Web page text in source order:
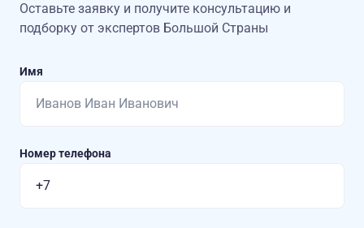
Оставьте заявку и получите консультацию и
подборку от экспертов Большой Страны
Имя
Номер телефона